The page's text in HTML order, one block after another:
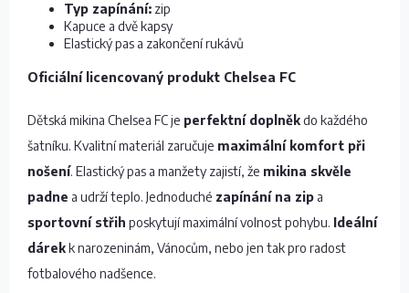
Typ zapínání: zip
Kapuce a dvě kapsy
Elastický pas a zakončení rukávů
Oficiální licencovaný produkt Chelsea FC
Dětská mikina Chelsea FC je perfektní doplněkdo každého
šatníku. Kvalitní materiál zaručuje maximální komfort při
nošení. Elastický pas a manžety zajistí, že mikina skvěle
padne a udrží teplo. Jednoduché zapínání na zip a
sportovní střih poskytují maximální volnost pohybu. Ideální
dárekk narozeninám, Vánocům, nebo jen tak pro radost
fotbalového nadšence.